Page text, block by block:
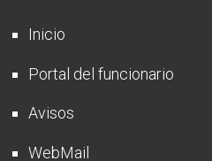
Inicio
Portal del funcionario
Avisos
WebMail